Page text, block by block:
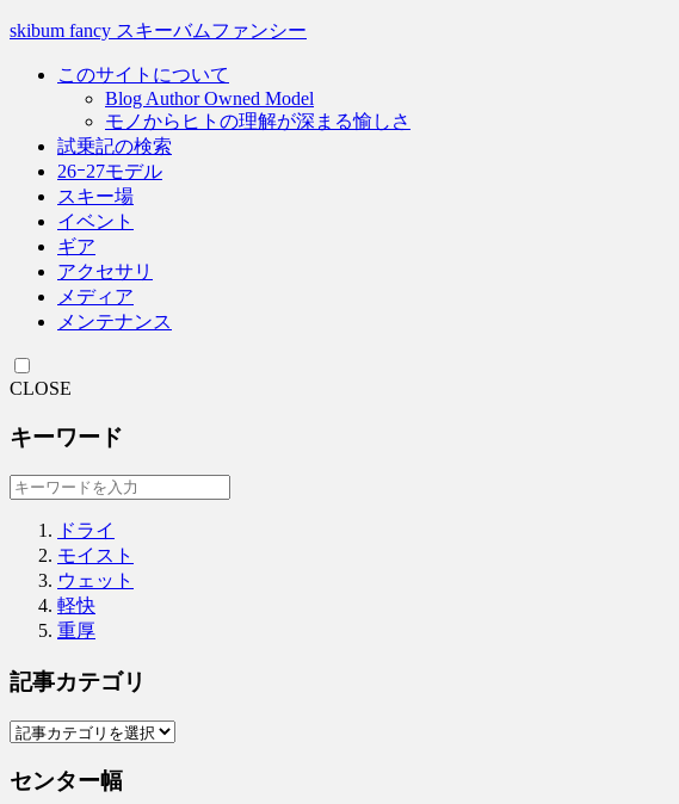
skibum fancy スキーバムファンシー
このサイトについて
Blog Author Owned Model
モノからヒトの理解が深まる愉しさ
試乗記の検索
26ｰ27モデル
スキー場
イベント
ギア
アクセサリ
メディア
メンテナンス
CLOSE
キーワード
ドライ
モイスト
ウェット
軽快
重厚
記事カテゴリ
センター幅